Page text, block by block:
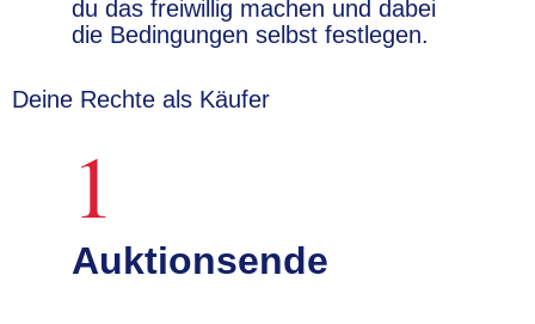
du das freiwillig machen und dabei
die Bedingungen selbst festlegen.
Deine Rechte als Käufer
1
Auktionsende